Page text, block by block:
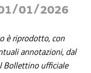
01/2026
è riprodotto, con
annotazioni, dal
Bollettino ufficiale